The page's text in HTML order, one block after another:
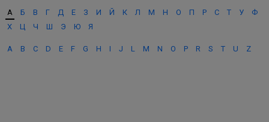
А Б В Г Д Е З И Й К Л М Н О П Р С Т У
Ф
Х
Ц Ч Ш Э Ю Я
A B C D E F G H I J L M N O P R S T U Z